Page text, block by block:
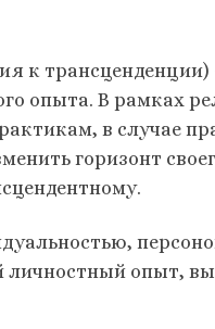
к трансценденции)
опыта. В рамках
в случае
горизонт
личностный опыт,